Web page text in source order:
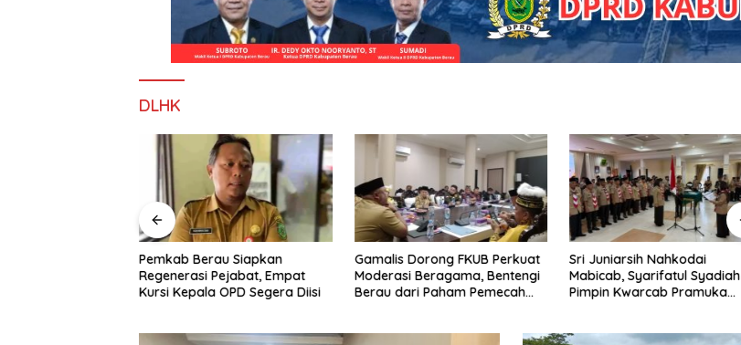
DLHK
Pemkab Berau Siapkan
Regenerasi Pejabat, Empat
Kursi Kepala OPD Segera Diisi
Gamalis Dorong FKUB Perkuat
Moderasi Beragama, Bentengi
Berau dari Paham Pemecah
Sri Juniarsih Nahkodai
Mabicab, Syarifatul Syadiah
Pimpin Kwarcab Pramuka